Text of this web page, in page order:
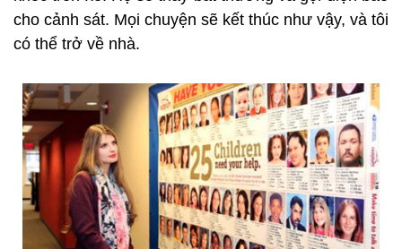
cho cảnh sát. Mọi chuyện sẽ kết thúc như vậy, và tôi
có thể trở về nhà.